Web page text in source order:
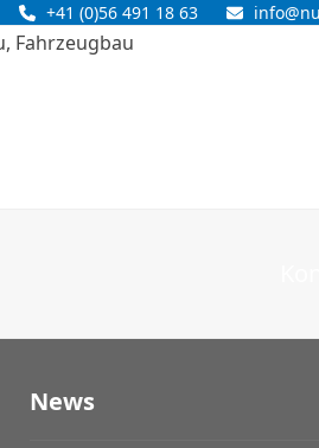
+41 (0)56 491 18 63
News